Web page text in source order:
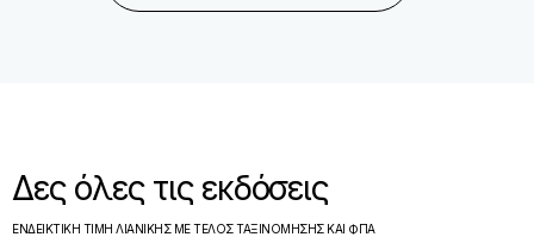
Δες όλες τις εκδόσεις
ΕΝΔΕΙΚΤΙΚΗ ΤΙΜΗ ΛΙΑΝΙΚΗΣ ΜΕ ΤΕΛΟΣ ΤΑΞΙΝΟΜΗΣΗΣ ΚΑΙ ΦΠΑ